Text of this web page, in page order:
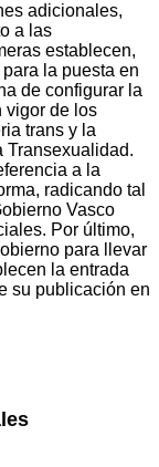
adicionales,
a las
establecen,
la puesta en
de configurar la
vigor de los
trans y la
Transexualidad.
a la
radicando tal
Vasco
Por último,
para llevar
la entrada
su publicación en